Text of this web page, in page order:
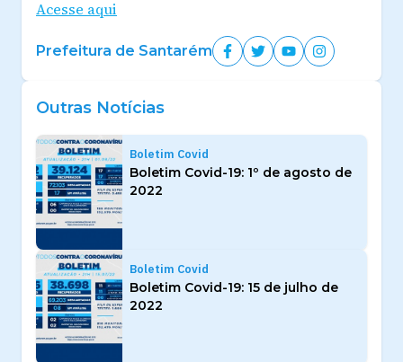
Acesse aqui
Prefeitura de Santarém
Outras Notícias
Boletim Covid
Boletim Covid-19: 1º de agosto de
2022
Boletim Covid
Boletim Covid-19: 15 de julho de
2022